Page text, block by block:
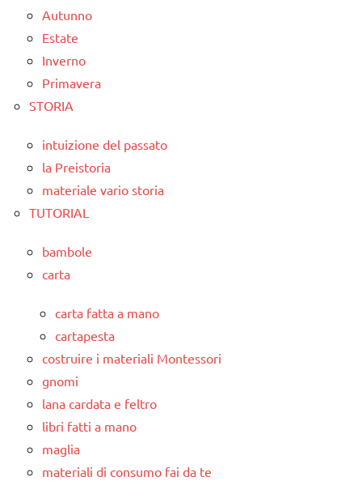
Autunno
Estate
Inverno
Primavera
STORIA
intuizione del passato
la Preistoria
materiale vario storia
TUTORIAL
bambole
carta
carta fatta a mano
cartapesta
costruire i materiali Montessori
gnomi
lana cardata e feltro
libri fatti a mano
maglia
materiali di consumo fai da te